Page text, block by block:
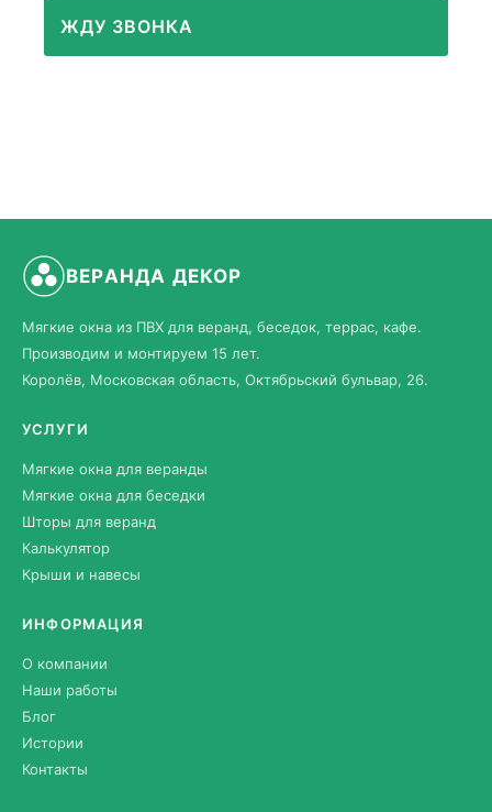
ЖДУ ЗВОНКА
ВЕРАНДА ДЕКОР
Мягкие окна из ПВХ для веранд, беседок, террас, кафе.
Производим и монтируем 15 лет.
Королёв, Московская область, Октябрьский бульвар, 26.
УСЛУГИ
Мягкие окна для веранды
Мягкие окна для беседки
Шторы для веранд
Калькулятор
Крыши и навесы
ИНФОРМАЦИЯ
О компании
Наши работы
Блог
Истории
Контакты